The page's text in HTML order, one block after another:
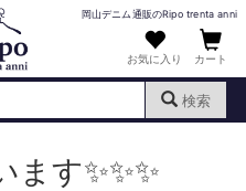
岡山デニム通販のRipo trenta anni
お気に入り カート
検索
す✨✨✨